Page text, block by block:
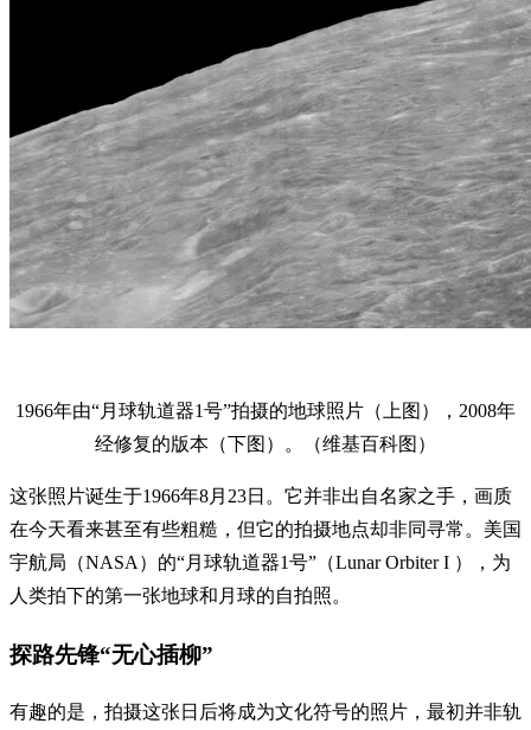
1966年由“月球轨道器1号”拍摄的地球照片（上图），2008年
经修复的版本（下图）。（维基百科图）
这张照片诞生于1966年8月23日。它并非出自名家之手，画质
在今天看来甚至有些粗糙，但它的拍摄地点却非同寻常。美国
宇航局（NASA）的“月球轨道器1号”（Lunar Orbiter I ），为
人类拍下的第一张地球和月球的自拍照。
探路先锋“无心插柳”
有趣的是，拍摄这张日后将成为文化符号的照片，最初并非轨